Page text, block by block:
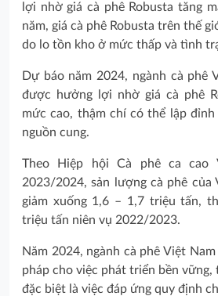
lợi nhờ giá cà phê Robusta tăng
năm, giá cà phê Robusta trên thế
do lo tồn kho ở mức thấp và tình
Dự báo năm 2024, ngành cà phê
được hưởng lợi nhờ giá cà phê
mức cao, thậm chí có thể lập
nguồn cung.
Theo Hiệp hội Cà phê ca cao
2023/2024, sản lượng cà phê của
giảm xuống 1,6 – 1,7 triệu tấn,
triệu tấn niên vụ 2022/2023.
Năm 2024, ngành cà phê Việt
pháp cho việc phát triển bền vững,
đặc biệt là việc đáp ứng quy định